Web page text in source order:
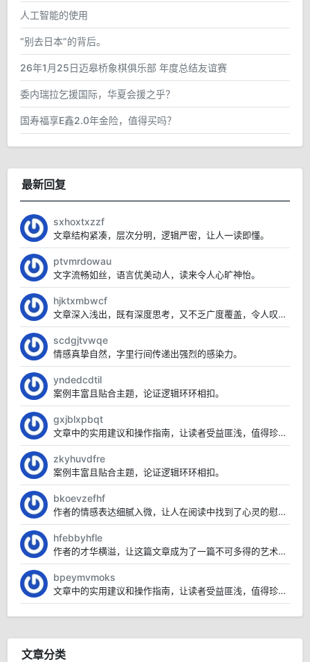
人工智能的使用
“别去日本”的背后。
26年1月25日迈皋桥象棋俱乐部 年度总结友谊赛
委内瑞拉乞援国际，华夏会援之乎？
国寿福享E鑫2.0年金险，值得买吗？
最新回复
sxhoxtxzzf
文章结构紧凑，层次分明，逻辑严密，让人一读即懂。
ptvmrdowau
文字流畅如丝，语言优美动人，读来令人心旷神怡。
hjktxmbwcf
文章深入浅出，既有深度思考，又不乏广度覆盖，令人叹为观止。
scdgjtvwqe
情感真挚自然，字里行间传递出强烈的感染力。
yndedcdtil
案例丰富且贴合主题，论证逻辑环环相扣。
gxjblxpbqt
文章中的实用建议和操作指南，让读者受益匪浅，值得珍藏。
zkyhuvdfre
案例丰富且贴合主题，论证逻辑环环相扣。
bkoevzefhf
作者的情感表达细腻入微，让人在阅读中找到了心灵的慰藉。
hfebbyhfle
作者的才华横溢，让这篇文章成为了一篇不可多得的艺术品。
bpeymvmoks
文章中的实用建议和操作指南，让读者受益匪浅，值得珍藏。
文章分类